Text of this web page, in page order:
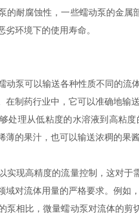
耐腐蚀性，一些蠕动泵的金属
环境下的使用寿命。
泵可以输送各种性质不同的流
在制药行业中，它可以准确地
理从低粘度的水溶液到高粘度
薄的果汁，也可以输送浓稠的果
现高精度的流量控制，这对于
域对流体用量的严格要求。例
相比，微量蠕动泵对流体的剪